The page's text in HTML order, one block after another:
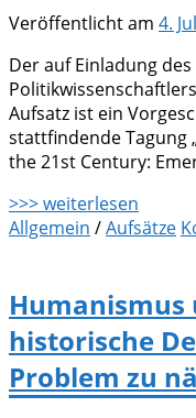
Veröffentlicht am 4.
Der auf Einladung
Aufsatz ist ein
stattfindende Tagung
the 21st Century:
>>> weiterlesen
Allgemein /Aufsätze
Humanismus
historische
Problem zu